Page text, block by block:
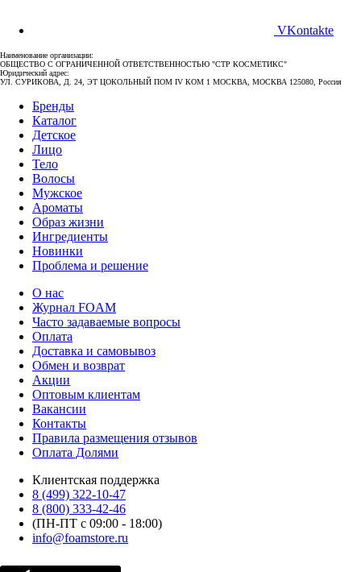
VKontakte
Наименование организации:
ОБЩЕСТВО С ОГРАНИЧЕННОЙ ОТВЕТСТВЕННОСТЬЮ "СТР КОСМЕТИКС"
Юридический адрес:
УЛ. СУРИКОВА, Д. 24, ЭТ ЦОКОЛЬНЫЙ ПОМ IV КОМ 1 МОСКВА, МОСКВА 125080, Россия
Бренды
Каталог
Детское
Лицо
Тело
Волосы
Мужское
Ароматы
Образ жизни
Ингредиенты
Новинки
Проблема и решение
О нас
Журнал FOAM
Часто задаваемые вопросы
Оплата
Доставка и самовывоз
Обмен и возврат
Акции
Оптовым клиентам
Вакансии
Контакты
Правила размещения отзывов
Оплата Долями
Клиентская поддержка
8 (499) 322-10-47
8 (800) 333-42-46
(ПН-ПТ с 09:00 - 18:00)
info@foamstore.ru